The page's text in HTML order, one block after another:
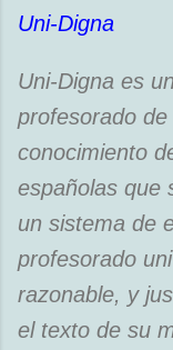
Uni-Digna
Uni-Digna es
profesorado
conocimiento
españolas que
un sistema de
profesorado
razonable, y
el texto de su